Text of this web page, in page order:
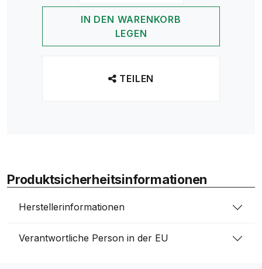
IN DEN WARENKORB
LEGEN
TEILEN
Produktsicherheitsinformationen
Herstellerinformationen
Verantwortliche Person in der EU